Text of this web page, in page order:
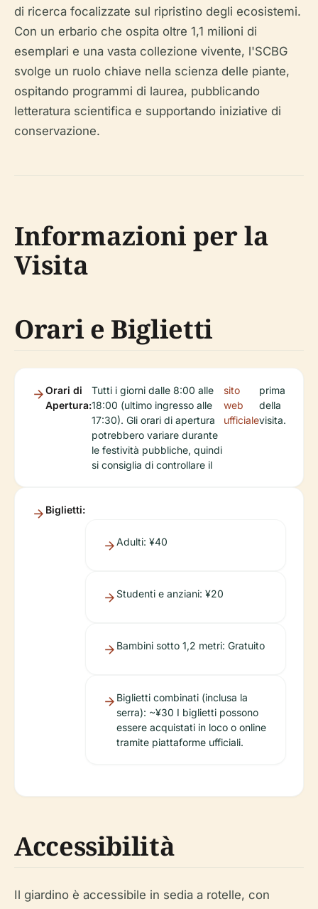
di ricerca focalizzate sul ripristino degli ecosistemi.
Con un erbario che ospita oltre 1,1 milioni di
esemplari e una vasta collezione vivente, l'SCBG
svolge un ruolo chiave nella scienza delle piante,
ospitando programmi di laurea, pubblicando
letteratura scientifica e supportando iniziative di
conservazione.
Informazioni per la
Visita
Orari e Biglietti
Orari di
Apertura:
Tutti i giorni dalle 8:00 alle
18:00 (ultimo ingresso alle
17:30). Gli orari di apertura
potrebbero variare durante
le festività pubbliche, quindi
si consiglia di controllare il
sito
web
ufficiale
prima
della
visita.
Biglietti:
Adulti: ¥40
Studenti e anziani: ¥20
Bambini sotto 1,2 metri: Gratuito
Biglietti combinati (inclusa la
serra): ~¥30 I biglietti possono
essere acquistati in loco o online
tramite piattaforme ufficiali.
Accessibilità
Il giardino è accessibile in sedia a rotelle, con